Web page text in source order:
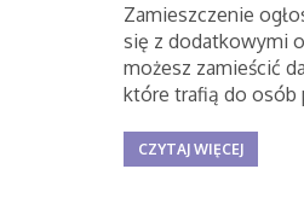
Zamieszczenie
się z dodatkowymi
możesz zamieścić
które trafią do osób
CZYTAJ WIĘCEJ